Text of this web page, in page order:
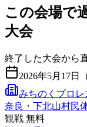
この会場で
大会
終了した大会から
2026年5月17日
みちのくプロレ
奈良・下北山村民
観戦 無料